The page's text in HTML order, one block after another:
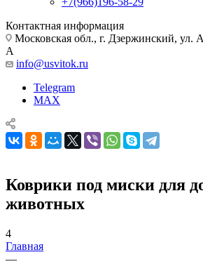
Контактная информация
Московская обл., г. Дзержинский, ул.
А
info@usvitok.ru
Telegram
MAX
Коврики под миски для
животных
4
Главная
—